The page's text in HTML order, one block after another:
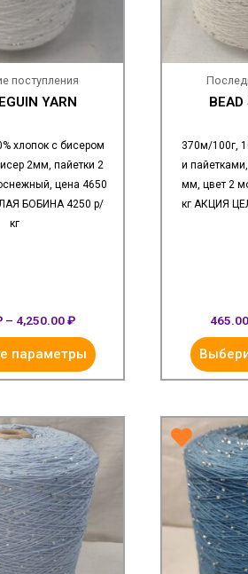
поступления
YARN
хлопок с бисером
2мм, пайетки 2
цена 4650
БОБИНА 4250 р/
кг
– 4,250.00₽
параметры
BEAD
370м/100г,
и
мм, цвет 2
кг АКЦИЯ
465.00